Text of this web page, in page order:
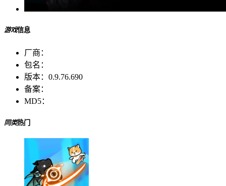
游戏信息
厂商：
包名：
版本： 0.9.76.690
备案：
MD5：
同类热门